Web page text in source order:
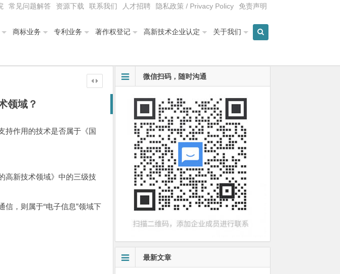
常见问题解答 资源下载 联系我们 人才招聘 隐私政策 / Privacy Policy 免责声明
商标业务 专利业务 著作权登记 高新技术企业认定 关于我们
领域？
持作用的技术是否属于《国
高新技术领域》中的三级技
，则属于“电子信息”领域下
微信扫码，随时沟通
最新文章